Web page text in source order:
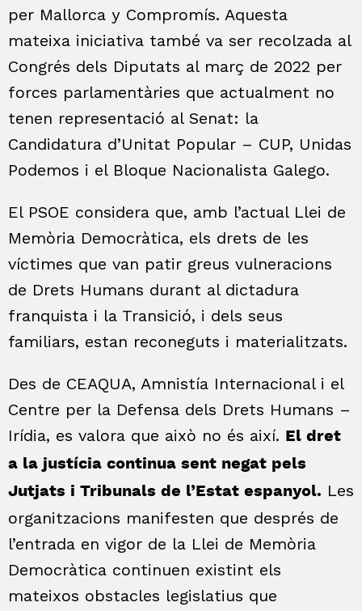
per Mallorca y Compromís. Aquesta
mateixa iniciativa també va ser recolzada al
Congrés dels Diputats al març de 2022 per
forces parlamentàries que actualment no
tenen representació al Senat: la
Candidatura d’Unitat Popular – CUP, Unidas
Podemos i el Bloque Nacionalista Galego.
El PSOE considera que, amb l’actual Llei de
Memòria Democràtica, els drets de les
víctimes que van patir greus vulneracions
de Drets Humans durant al dictadura
franquista i la Transició, i dels seus
familiars, estan reconeguts i materialitzats.
Des de CEAQUA, Amnistía Internacional i el
Centre per la Defensa dels Drets Humans –
Irídia, es valora que això no és així. El dret
a la justícia continua sent negat pels
Jutjats i Tribunals de l’Estat espanyol. Les
organitzacions manifesten que després de
l’entrada en vigor de la Llei de Memòria
Democràtica continuen existint els
mateixos obstacles legislatius que